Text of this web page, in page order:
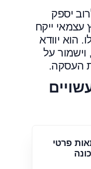
יספק
עצמאי ייקח
הוא יוודא
על
העסקה.
פרטי